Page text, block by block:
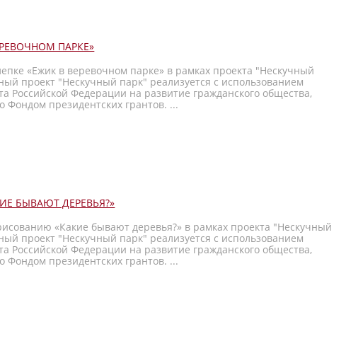
ПАРКЕ»
«Ежик в веревочном парке» в рамках проекта "Нескучный
проект "Нескучный парк" реализуется с использованием
Российской Федерации на развитие гражданского общества,
Фондом президентских грантов. ...
БЫВАЮТ ДЕРЕВЬЯ?»
«Какие бывают деревья?» в рамках проекта "Нескучный
проект "Нескучный парк" реализуется с использованием
Российской Федерации на развитие гражданского общества,
Фондом президентских грантов. ...